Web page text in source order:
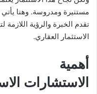
مستنيرة ومدروسة. وهنا يأتي
تقدم الخبرة والرؤية
الاستثمار العقاري.
أهمية
الاستشارات